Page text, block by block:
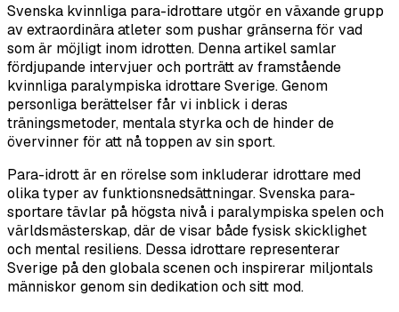
Svenska kvinnliga para-idrottare utgör en växande grupp
av extraordinära atleter som pushar gränserna för vad
som är möjligt inom idrotten. Denna artikel samlar
fördjupande intervjuer och porträtt av framstående
kvinnliga paralympiska idrottare Sverige. Genom
personliga berättelser får vi inblick i deras
träningsmetoder, mentala styrka och de hinder de
övervinner för att nå toppen av sin sport.
Para-idrott är en rörelse som inkluderar idrottare med
olika typer av funktionsnedsättningar. Svenska para-
sportare tävlar på högsta nivå i paralympiska spelen och
världsmästerskap, där de visar både fysisk skicklighet
och mental resiliens. Dessa idrottare representerar
Sverige på den globala scenen och inspirerar miljontals
människor genom sin dedikation och sitt mod.